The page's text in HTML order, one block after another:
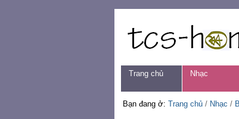
nội
dung.
Chuyển
đến
định
hướng
cụ
Navigation
Trang chủ Nhạc
Bạn đang ở: Trang chủ / Nhạc /